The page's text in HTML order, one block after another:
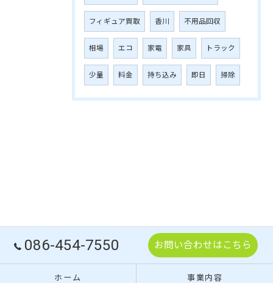
フィギュア買取 香川 不用品回収
相場 エコ 家電 家具 トラック
少量 料金 持ち込み 即日 掃除
086-454-7550 お問い合わせはこちら
ホーム 事業内容